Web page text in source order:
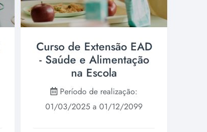
Curso de Extensão EAD
- Saúde e Alimentação
na Escola
Período de realização:
01/03/2025 a 01/12/2099